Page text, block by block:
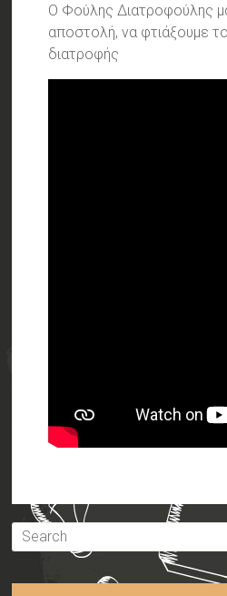
Ο Φούλης Διατροφούλης
αποστολή, να φτιάξουμε το
διατροφής